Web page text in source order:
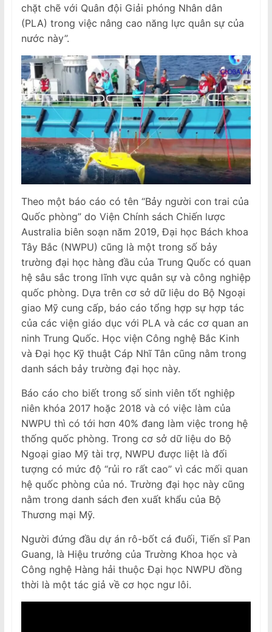
chặt chẽ với Quân đội Giải phóng Nhân dân
(PLA) trong việc nâng cao năng lực quân sự của
nước này”.
Theo một báo cáo có tên “Bảy người con trai của
Quốc phòng” do Viện Chính sách Chiến lược
Australia biên soạn năm 2019, Đại học Bách khoa
Tây Bắc (NWPU) cũng là một trong số bảy
trường đại học hàng đầu của Trung Quốc có quan
hệ sâu sắc trong lĩnh vực quân sự và công nghiệp
quốc phòng. Dựa trên cơ sở dữ liệu do Bộ Ngoại
giao Mỹ cung cấp, báo cáo tổng hợp sự hợp tác
của các viện giáo dục với PLA và các cơ quan an
ninh Trung Quốc. Học viện Công nghệ Bắc Kinh
và Đại học Kỹ thuật Cáp Nhĩ Tân cũng nằm trong
danh sách bảy trường đại học này.
Báo cáo cho biết trong số sinh viên tốt nghiệp
niên khóa 2017 hoặc 2018 và có việc làm của
NWPU thì có tới hơn 40% đang làm việc trong hệ
thống quốc phòng. Trong cơ sở dữ liệu do Bộ
Ngoại giao Mỹ tài trợ, NWPU được liệt là đối
tượng có mức độ “rủi ro rất cao” vì các mối quan
hệ quốc phòng của nó. Trường đại học này cũng
nằm trong danh sách đen xuất khẩu của Bộ
Thương mại Mỹ.
Người đứng đầu dự án rô-bốt cá đuối, Tiến sĩ Pan
Guang, là Hiệu trưởng của Trường Khoa học và
Công nghệ Hàng hải thuộc Đại học NWPU đồng
thời là một tác giả về cơ học ngư lôi.